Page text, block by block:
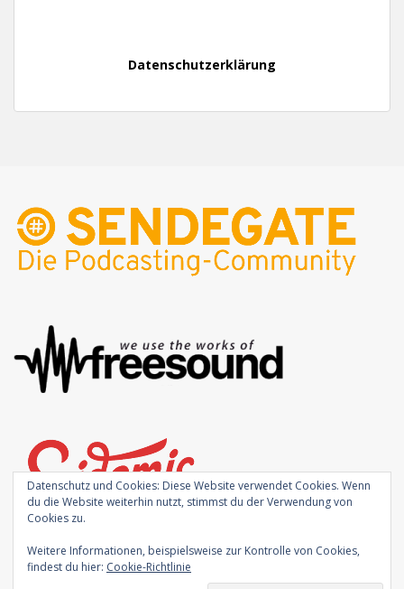
Datenschutzerklärung
Datenschutz und Cookies: Diese Website verwendet Cookies. Wenn
du die Website weiterhin nutzt, stimmst du der Verwendung von
Cookies zu.
Weitere Informationen, beispielsweise zur Kontrolle von Cookies,
findest du hier: Cookie-Richtlinie